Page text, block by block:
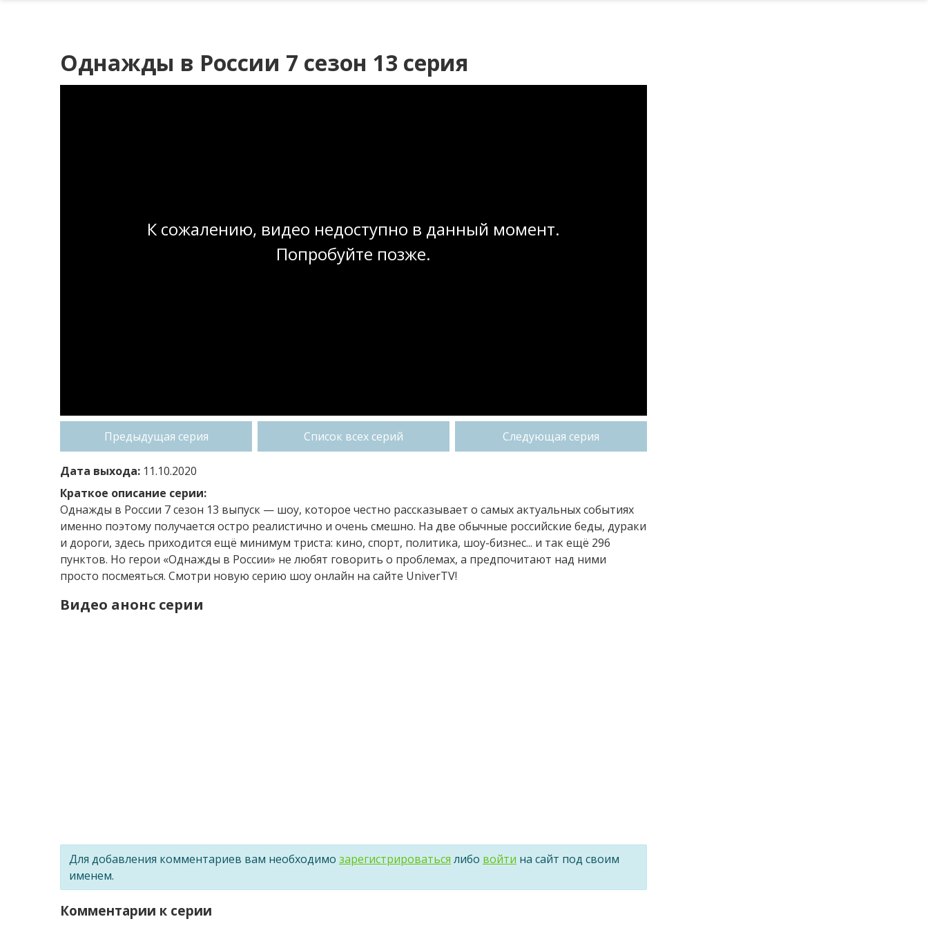
Однажды в России 7 сезон 13 серия
К сожалению, видео недоступно в данный момент.
Попробуйте позже.
Предыдущая серия Список всех серий Следующая серия
Дата выхода: 11.10.2020
Краткое описание серии:
Однажды в России 7 сезон 13 выпуск — шоу, которое честно рассказывает о самых актуальных событиях
именно поэтому получается остро реалистично и очень смешно. На две обычные российские беды, дураки
и дороги, здесь приходится ещё минимум триста: кино, спорт, политика, шоу-бизнес... и так ещё 296
пунктов. Но герои «Однажды в России» не любят говорить о проблемах, а предпочитают над ними
просто посмеяться. Смотри новую серию шоу онлайн на сайте UniverTV!
Видео анонс серии
Для добавления комментариев вам необходимо зарегистрироваться либо войти на сайт под своим
именем.
Комментарии к серии